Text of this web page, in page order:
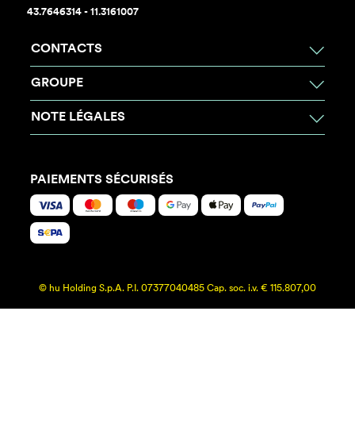
43.7646314 - 11.3161007
CONTACTS
GROUPE
NOTE LÉGALES
PAIEMENTS SÉCURISÉS
© hu Holding S.p.A. P.I. 07377040485 Cap. soc. i.v. € 115.807,00